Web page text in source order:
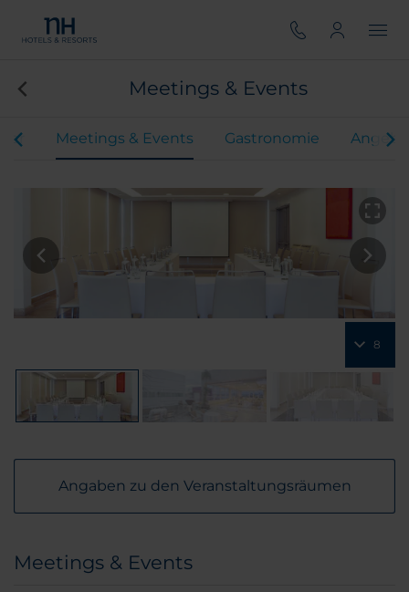
Meetings & Events
Meetings & Events Gastronomie
8
Angaben zu den Veranstaltungsräumen
Meetings & Events